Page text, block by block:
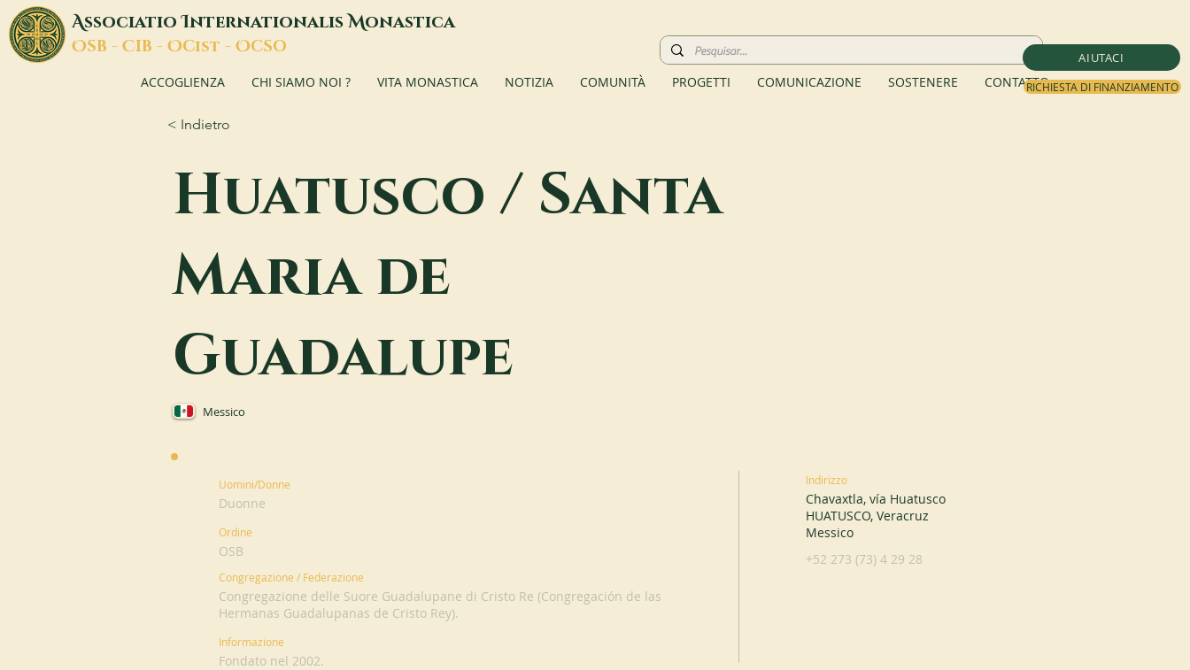
AIUTACI
RICHIESTA DI FINANZIAMENTO
AssociatioInternationalisMonastica
OSB - CIB - OCist - OCSO
ACCOGLIENZA CHI SIAMO NOI ? VITA MONASTICA NOTIZIA COMUNITÀ PROGETTI COMUNICAZIONE SOSTENERE CONTATTO
< Indietro
Huatusco / Santa
Maria de
Guadalupe
Messico
Uomini/Donne
Duonne
Ordine
OSB
Congregazione / Federazione
Congregazione delle Suore Guadalupane di Cristo Re (Congregación de las
Hermanas Guadalupanas de Cristo Rey).
Informazione
Fondato nel 2002.
Indirizzo
Chavaxtla, vía Huatusco
HUATUSCO, Veracruz
Messico
+52 273 (73) 4 29 28